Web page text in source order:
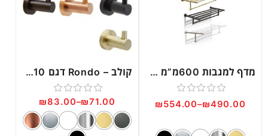
מדף למגבות 600מ”מ – Rondo דגם RO34
דורג
מתוך
₪490.00
–
₪554.00
קולב – Rondo דגם RO10
דורג
0
מתוך
₪71.00
–
₪83.00